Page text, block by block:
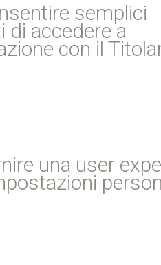
semplici
di accedere a
con il
una user